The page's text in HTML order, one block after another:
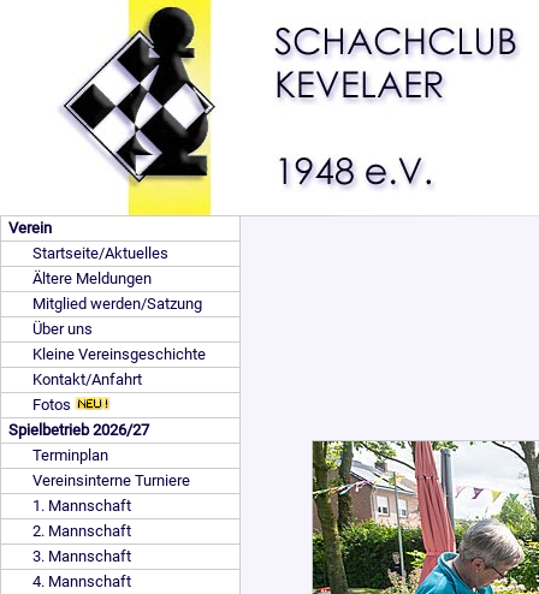
Verein
Startseite/Aktuelles
Ältere Meldungen
Mitglied werden/Satzung
Über uns
Kleine Vereinsgeschichte
Kontakt/Anfahrt
Fotos
Spielbetrieb 2026/27
Terminplan
Vereinsinterne Turniere
1. Mannschaft
2. Mannschaft
3. Mannschaft
4. Mannschaft